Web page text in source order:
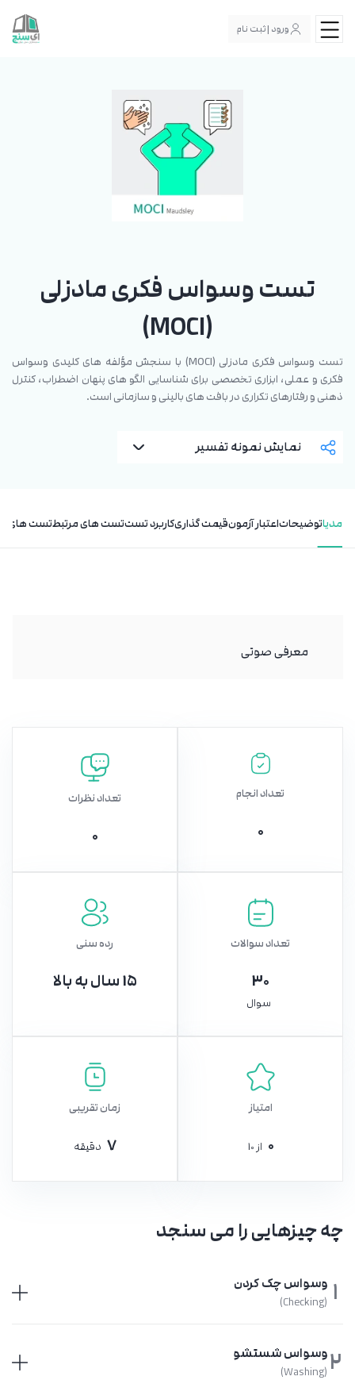
ورود | ثبت نام
تست وسواس فکری مادزلی
(MOCI)
تست وسواس فکری مادزلی (MOCI) با سنجش مؤلفه‌ های کلیدی وسواس
فکری و عملی، ابزاری تخصصی برای شناسایی الگو های پنهان اضطراب، کنترل
ذهنی و رفتارهای تکراری در بافت ‌های بالینی و سازمانی است.
نمایش نمونه تفسیر
مدیاتوضیحاتاعتبار آزمونقیمت گذاریکاربرد تستتست های مرتبطتست های
معرفی صوتی
تعداد انجام
0
تعداد نظرات
0
تعداد سوالات
30
سوال
رده سنی
15 سال به بالا
امتیاز
0 از 10
زمان تقریبی
7 دقیقه
چه چیزهایی را می سنجد
1 وسواس چک کردن
(Checking)
2وسواس شستشو
(Washing)